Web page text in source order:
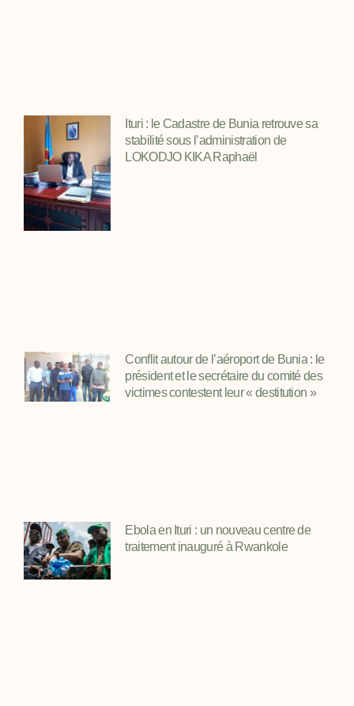
Ituri : le Cadastre de Bunia retrouve sa
stabilité sous l’administration de
LOKODJO KIKA Raphaël
Conflit autour de l’aéroport de Bunia : le
président et le secrétaire du comité des
victimes contestent leur « destitution »
Ebola en Ituri : un nouveau centre de
traitement inauguré à Rwankole